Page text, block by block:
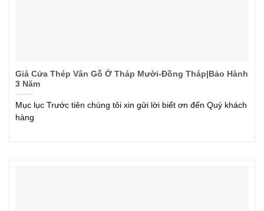
Giá Cửa Thép Vân Gỗ Ở Tháp Mười-Đồng Tháp|Bảo Hành
3 Năm
Mục lục Trước tiên chúng tôi xin gửi lời biết ơn đến Quý khách
hàng